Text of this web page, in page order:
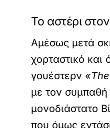
Το αστέρι
Αμέσως μετά
χορταστικό και
γουέστερν
με τον συμπαθή
μονοδιάστατο
που όμως